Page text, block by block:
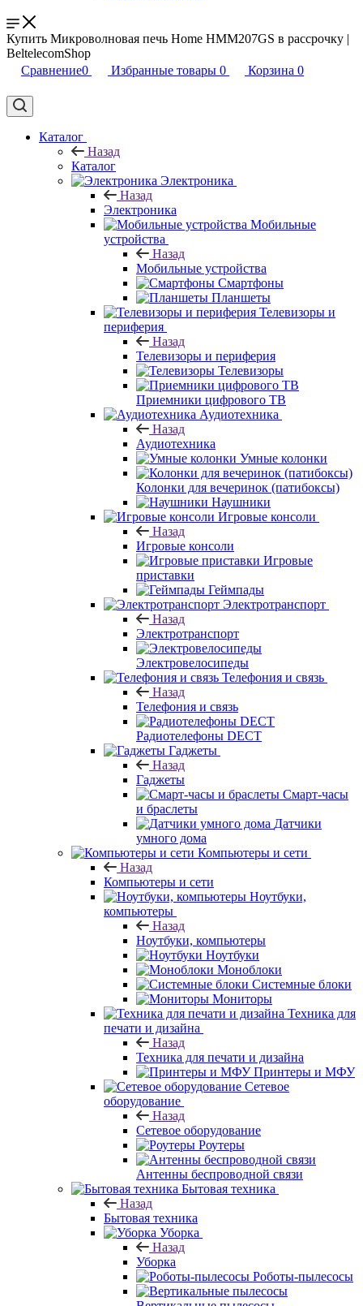
Купить Микроволновая печь Home HMM207GS в рассрочку |
BeltelecomShop
Сравнение0 Избранные товары 0 Корзина 0
Каталог
Назад
Каталог
Электроника
Назад
Электроника
Мобильные
устройства
Назад
Мобильные устройства
Смартфоны
Планшеты
Телевизоры и
периферия
Назад
Телевизоры и периферия
Телевизоры
Приемники цифрового ТВ
Аудиотехника
Назад
Аудиотехника
Умные колонки
Колонки для вечеринок (патибоксы)
Наушники
Игровые консоли
Назад
Игровые консоли
Игровые
приставки
Геймпады
Электротранспорт
Назад
Электротранспорт
Электровелосипеды
Телефония и связь
Назад
Телефония и связь
Радиотелефоны DECT
Гаджеты
Назад
Гаджеты
Смарт-часы
и браслеты
Датчики
умного дома
Компьютеры и сети
Назад
Компьютеры и сети
Ноутбуки,
компьютеры
Назад
Ноутбуки, компьютеры
Ноутбуки
Моноблоки
Системные блоки
Мониторы
Техника для
печати и дизайна
Назад
Техника для печати и дизайна
Принтеры и МФУ
Сетевое
оборудование
Назад
Сетевое оборудование
Роутеры
Антенны беспроводной связи
Бытовая техника
Назад
Бытовая техника
Уборка
Назад
Уборка
Роботы-пылесосы